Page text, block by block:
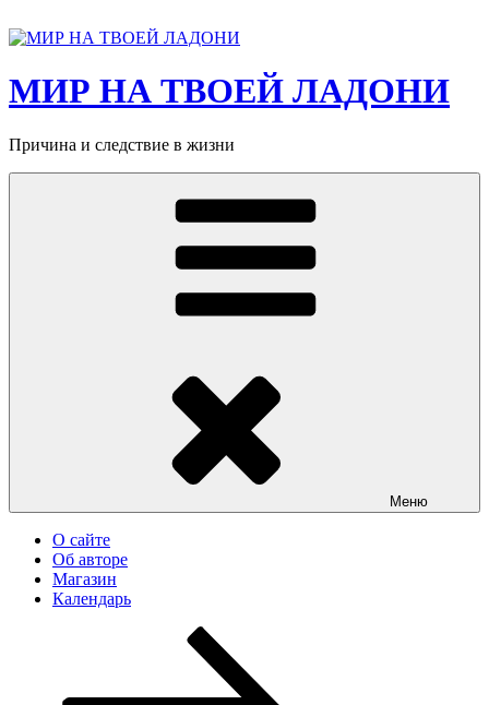
к
МИР НА ТВОЕЙ ЛАДОНИ
Причина и следствие в жизни
Меню
О сайте
Об авторе
Магазин
Календарь